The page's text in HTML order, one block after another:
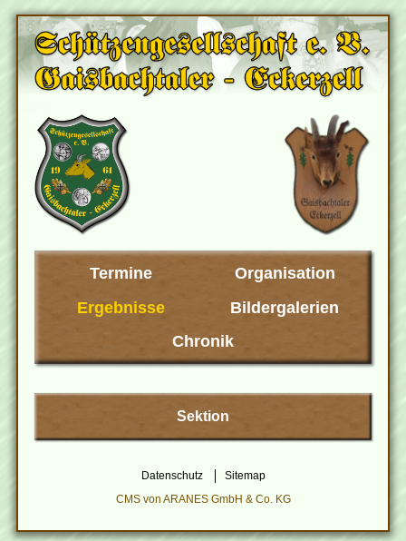
Termine
Organisation
Ergebnisse
Bildergalerien
Chronik
Sektion
Datenschutz
Sitemap
CMS von ARANES GmbH & Co. KG